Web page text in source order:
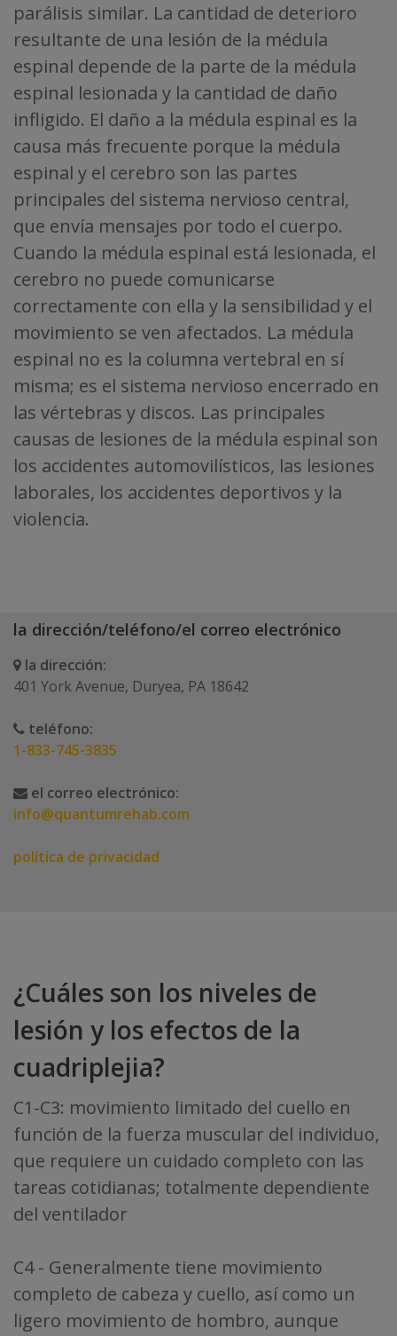
parálisis similar. La cantidad de deterioro
resultante de una lesión de la médula
espinal depende de la parte de la médula
espinal lesionada y la cantidad de daño
infligido. El daño a la médula espinal es la
causa más frecuente porque la médula
espinal y el cerebro son las partes
principales del sistema nervioso central,
que envía mensajes por todo el cuerpo.
Cuando la médula espinal está lesionada, el
cerebro no puede comunicarse
correctamente con ella y la sensibilidad y el
movimiento se ven afectados. La médula
espinal no es la columna vertebral en sí
misma; es el sistema nervioso encerrado en
las vértebras y discos. Las principales
causas de lesiones de la médula espinal son
los accidentes automovilísticos, las lesiones
laborales, los accidentes deportivos y la
violencia.
la dirección/teléfono/el correo electrónico
la dirección:
401 York Avenue, Duryea, PA 18642
teléfono:
1-833-745-3835
el correo electrónico:
info@quantumrehab.com
política de privacidad
¿Cuáles son los niveles de
lesión y los efectos de la
cuadriplejia?
C1-C3: movimiento limitado del cuello en
función de la fuerza muscular del individuo,
que requiere un cuidado completo con las
tareas cotidianas; totalmente dependiente
del ventilador
C4 - Generalmente tiene movimiento
completo de cabeza y cuello, así como un
ligero movimiento de hombro, aunque